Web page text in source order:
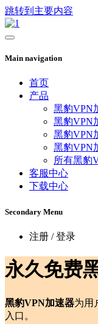
跳转到主要内容
Main navigation
首页
产品
黑豹VPN
黑豹VPN
黑豹VPN
黑豹VPN
所有黑豹
客服中心
下载中心
Secondary Menu
注册 / 登录
永久免费
黑豹VPN加速器为用
入口。